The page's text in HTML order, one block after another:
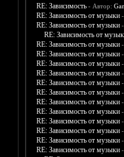
RE: Зависимость - Автор:
RE: Зависимость от музыки
RE: Зависимость от музыки
RE: Зависимость от
RE: Зависимость от музыки
RE: Зависимость от музыки
RE: Зависимость от музыки
RE: Зависимость от музыки
RE: Зависимость от музыки
RE: Зависимость от музыки
RE: Зависимость от музыки
RE: Зависимость от музыки
RE: Зависимость от музыки
RE: Зависимость от музыки
RE: Зависимость от музыки
RE: Зависимость от музыки